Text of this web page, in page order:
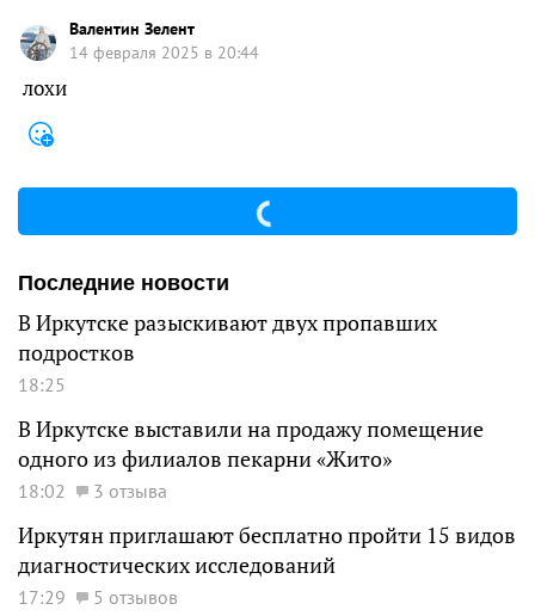
Валентин Зелент
14 февраля 2025 в 20:44
лохи
Последние новости
В Иркутске разыскивают двух пропавших
подростков
18:25
В Иркутске выставили на продажу помещение
одного из филиалов пекарни «Жито»
18:02 3 отзыва
Иркутян приглашают бесплатно пройти 15 видов
диагностических исследований
17:29 5 отзывов